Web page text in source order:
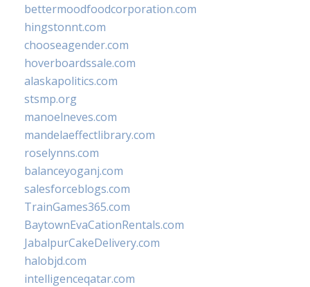
bettermoodfoodcorporation.com
hingstonnt.com
chooseagender.com
hoverboardssale.com
alaskapolitics.com
stsmp.org
manoelneves.com
mandelaeffectlibrary.com
roselynns.com
balanceyoganj.com
salesforceblogs.com
TrainGames365.com
BaytownEvaCationRentals.com
JabalpurCakeDelivery.com
halobjd.com
intelligenceqatar.com